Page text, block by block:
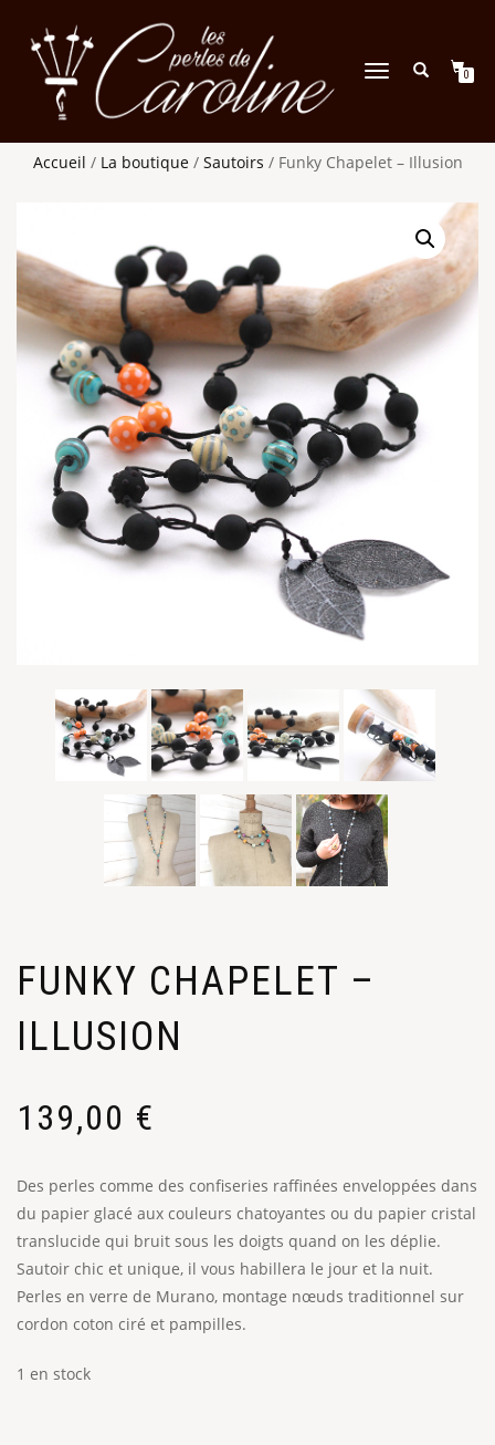
DÉPLIER
0
Accueil / La boutique/ Sautoirs / Funky Chapelet – Illusion
FUNKY CHAPELET –
ILLUSION
139,00 €
Des perles comme des confiseries raffinées enveloppées dans
du papier glacé aux couleurs chatoyantes ou du papier cristal
translucide qui bruit sous les doigts quand on les déplie.
Sautoir chic et unique, il vous habillera le jour et la nuit.
Perles en verre de Murano, montage nœuds traditionnel sur
cordon coton ciré et pampilles.
1 en stock